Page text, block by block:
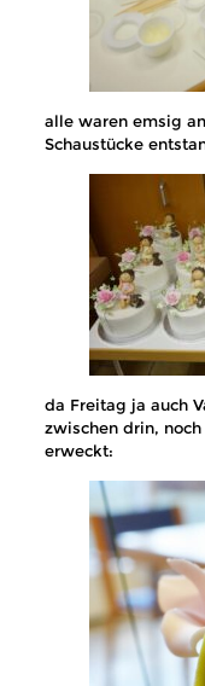
alle waren emsig
Schaustücke
da Freitag ja auch
zwischen drin,
erweckt: